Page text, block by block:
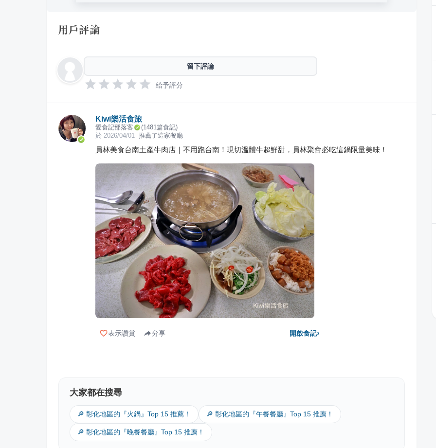
用戶評論
留下評論
給予評分
Kiwi樂活食旅
愛食記部落客 (1481篇食記)
於 2026/04/01 推薦了這家餐廳
員林美食台南土產牛肉店｜不用跑台南！現切溫體牛超鮮甜，員林聚會必吃這鍋限量美味！
表示讚賞 分享 開啟食記›
大家都在搜尋
🔎 彰化地區的『火鍋』Top 15 推薦！ 🔎 彰化地區的『午餐餐廳』Top 15 推薦！
🔎 彰化地區的『晚餐餐廳』Top 15 推薦！